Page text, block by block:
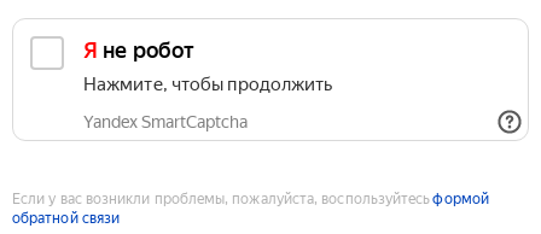
Я не робот
Нажмите, чтобы продолжить
Yandex SmartCaptcha
Если у вас возникли проблемы, пожалуйста, воспользуйтесьформой
обратной связи